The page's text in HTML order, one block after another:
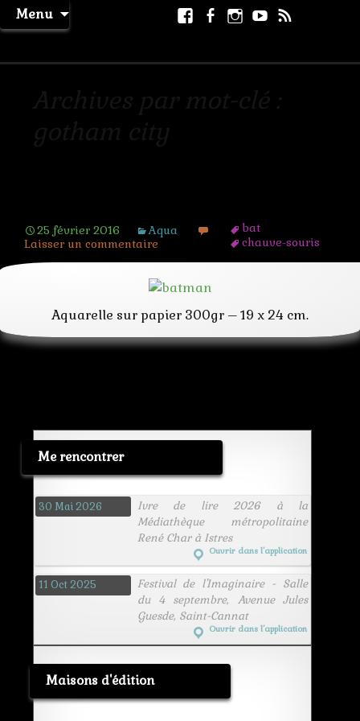
Menu
Aller
au
Facebook
Facebook
page
Instagram
Youtube
25 février 2016 Aqua
bat
chauve-souris
Laisser un commentaire
Aquarelle sur papier 300gr – 19 x 24 cm.
Me rencontrer
30 Mai 2026
Ivre de lire 2026 à la
Médiathèque métropolitaine
René Char à Istres
Ouvrir dans l’application
11 Oct 2025
Festival de l'Imaginaire - Salle
du 4 septembre, Avenue Jules
Guesde, Saint-Cannat
Ouvrir dans l’application
Maisons d'édition